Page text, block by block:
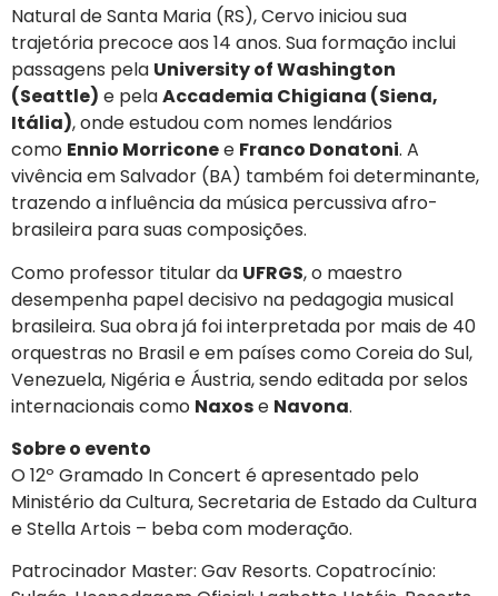
Natural de Santa Maria (RS), Cervo iniciou sua
trajetória precoce aos 14 anos. Sua formação inclui
passagens pela University of Washington
(Seattle) e pelaAccademia Chigiana (Siena,
Itália), onde estudou com nomes lendários
como Ennio Morriconee Franco Donatoni. A
vivência em Salvador (BA) também foi determinante,
trazendo a influência da música percussiva afro-
brasileira para suas composições.
Como professor titular da UFRGS, o maestro
desempenha papel decisivo na pedagogia musical
brasileira. Sua obra já foi interpretada por mais de 40
orquestras no Brasil e em países como Coreia do Sul,
Venezuela, Nigéria e Áustria, sendo editada por selos
internacionais como Naxose Navona.
Sobre o evento
O 12º Gramado In Concert é apresentado pelo
Ministério da Cultura, Secretaria de Estado da Cultura
e Stella Artois – beba com moderação.
Patrocinador Master: Gav Resorts. Copatrocínio: